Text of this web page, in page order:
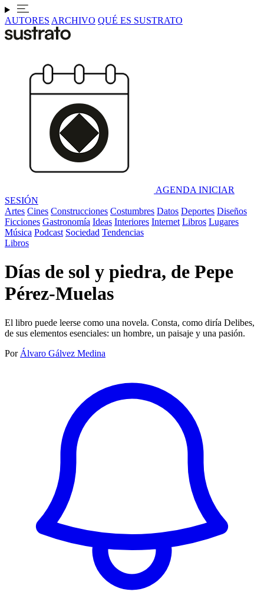
AUTORES ARCHIVO QUÉ ES SUSTRATO
AGENDA INICIAR
SESIÓN
Artes Cines Construcciones Costumbres Datos Deportes Diseños
Ficciones Gastronomía Ideas Interiores Internet Libros Lugares
Música Podcast Sociedad Tendencias
Libros
Días de sol y piedra, de Pepe
Pérez-Muelas
El libro puede leerse como una novela. Consta, como diría Delibes,
de sus elementos esenciales: un hombre, un paisaje y una pasión.
Por Álvaro Gálvez Medina